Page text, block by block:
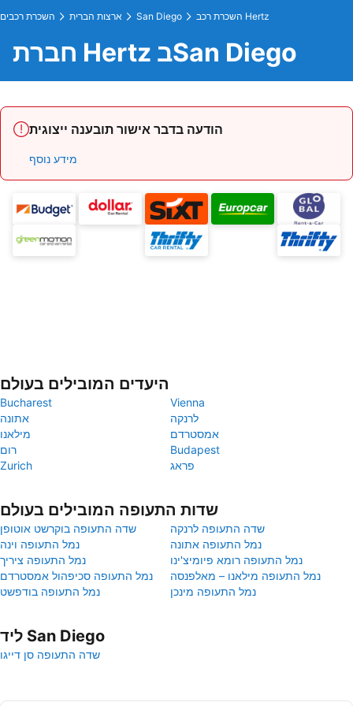
השכרת רכבים ארצות הברית San Diego השכרת רכב Hertz
חברת Hertz בSan Diego
הודעה בדבר אישור תובענה ייצוגית
מידע נוסף
היעדים המובילים בעולם
Bucharest
Vienna
אתונה
לרנקה
מילאנו
אמסטרדם
רום
Budapest
Zurich
פראג
שדות התעופה המובילים בעולם
שדה התעופה בוקרשט אוטופן
שדה התעופה לרנקה
נמל התעופה וינה
נמל התעופה אתונה
נמל התעופה ציריך
נמל התעופה רומא פיומיצ'ינו
נמל התעופה סכיפהול אמסטרדם
נמל התעופה מילאנו – מאלפנסה
נמל התעופה בודפשט
נמל התעופה מינכן
ליד San Diego
שדה התעופה סן דייגו